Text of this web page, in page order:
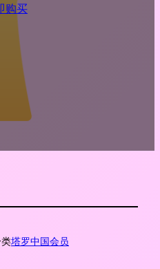
购买
塔罗中国会员